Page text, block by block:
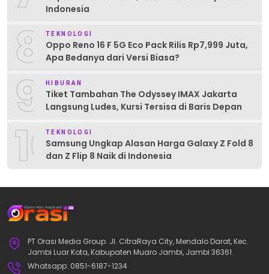
Indonesia
8 TEKNOLOGI
Oppo Reno 16 F 5G Eco Pack Rilis Rp7,999 Juta,
Apa Bedanya dari Versi Biasa?
9 HIBURAN
Tiket Tambahan The Odyssey IMAX Jakarta
Langsung Ludes, Kursi Tersisa di Baris Depan
10TEKNOLOGI
Samsung Ungkap Alasan Harga Galaxy Z Fold 8
dan Z Flip 8 Naik di Indonesia
PT Orasi Media Group. Jl. CitraRaya City, Mendalo Darat, Kec.
Jambi Luar Kota, Kabupaten Muaro Jambi, Jambi 36361.
Whatsapp: 0851-6187-1234